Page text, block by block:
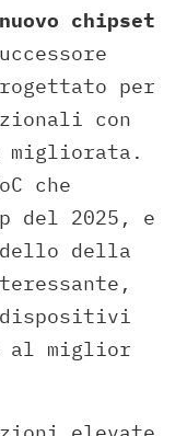
nuovo chipset
per
con
migliorata.
che
del 2025, e
della
dispositivi
al miglior